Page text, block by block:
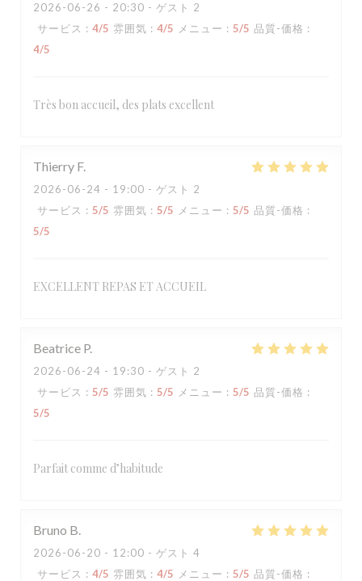
2026-06-26 - 20:30 - ゲスト 2
サービス : 4/5 雰囲気 : 4/5 メニュー : 5/5 品質-価格 :
4/5
Très bon accueil, des plats excellent
Thierry F
2026-06-24 - 19:00 - ゲスト 2
サービス : 5/5 雰囲気 : 5/5 メニュー : 5/5 品質-価格 :
5/5
EXCELLENT REPAS ET ACCUEIL
Beatrice P
2026-06-24 - 19:30 - ゲスト 2
サービス : 5/5 雰囲気 : 5/5 メニュー : 5/5 品質-価格 :
5/5
Parfait comme d’habitude
Bruno B
2026-06-20 - 12:00 - ゲスト 4
サービス : 4/5 雰囲気 : 4/5 メニュー : 5/5 品質-価格 :